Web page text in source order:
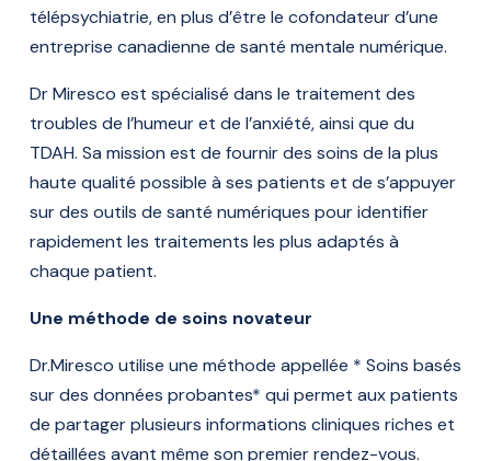
télépsychiatrie, en plus d’être le cofondateur d’une
entreprise canadienne de santé mentale numérique.
Dr Miresco est spécialisé dans le traitement des
troubles de l’humeur et de l’anxiété, ainsi que du
TDAH. Sa mission est de fournir des soins de la plus
haute qualité possible à ses patients et de s’appuyer
sur des outils de santé numériques pour identifier
rapidement les traitements les plus adaptés à
chaque patient.
Une méthode de soins novateur
Dr.Miresco utilise une méthode appellée * Soins basés
sur des données probantes* qui permet aux patients
de partager plusieurs informations cliniques riches et
détaillées avant même son premier rendez-vous.